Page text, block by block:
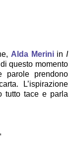
Alda Merini inI
questo momento
parole prendono
L’ispirazione
tutto tace e parla